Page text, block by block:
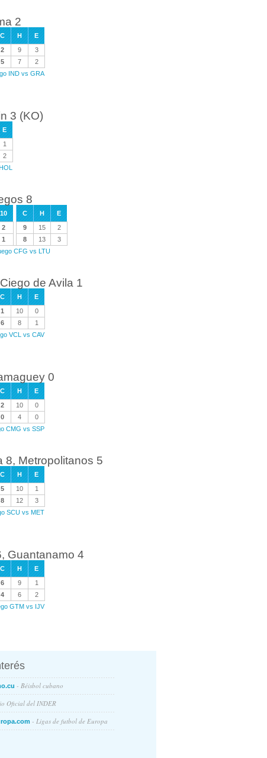
2
C H
E
2 9
3
5 7
2
IND vs GRA
3 (KO)
E
1
2
8
10 C H
E
2 9 15
2
1 8 13
3
CFG vs LTU
de Avila 1
C H
E
1 10
0
6 8
1
VCL vs CAV
0
C H
E
2 10
0
0 4
0
CMG vs SSP
8, Metropolitanos 5
C H
E
5 10
1
8 12
3
SCU vs MET
Guantanamo 4
C H
E
6 9
1
4 6
2
GTM vs IJV
- Béisbol cubano
Oficial del INDER
- Ligas de futbol de Europa